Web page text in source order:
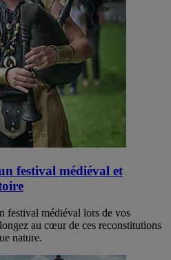
festival médiéval et
festival médiéval lors de vos
au cœur de ces reconstitutions
nature.